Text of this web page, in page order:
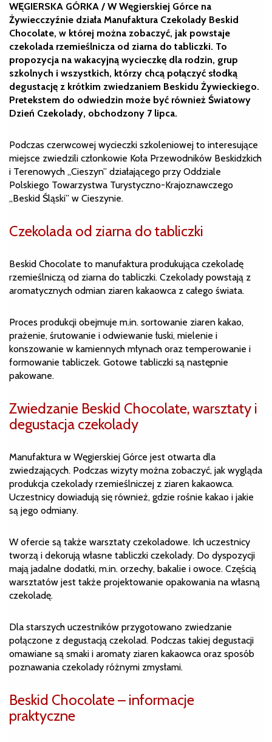
WĘGIERSKA GÓRKA / W Węgierskiej Górce na
Żywiecczyźnie działa Manufaktura Czekolady Beskid
Chocolate, w której można zobaczyć, jak powstaje
czekolada rzemieślnicza od ziarna do tabliczki. To
propozycja na wakacyjną wycieczkę dla rodzin, grup
szkolnych i wszystkich, którzy chcą połączyć słodką
degustację z krótkim zwiedzaniem Beskidu Żywieckiego.
Pretekstem do odwiedzin może być również Światowy
Dzień Czekolady, obchodzony 7 lipca.
Podczas czerwcowej wycieczki szkoleniowej to interesujące
miejsce zwiedzili członkowie Koła Przewodników Beskidzkich
i Terenowych „Cieszyn” działającego przy Oddziale
Polskiego Towarzystwa Turystyczno-Krajoznawczego
„Beskid Śląski” w Cieszynie.
Czekolada od ziarna do tabliczki
Beskid Chocolate to manufaktura produkująca czekoladę
rzemieślniczą od ziarna do tabliczki. Czekolady powstają z
aromatycznych odmian ziaren kakaowca z całego świata.
Proces produkcji obejmuje m.in. sortowanie ziaren kakao,
prażenie, śrutowanie i odwiewanie łuski, mielenie i
konszowanie w kamiennych młynach oraz temperowanie i
formowanie tabliczek. Gotowe tabliczki są następnie
pakowane.
Zwiedzanie Beskid Chocolate, warsztaty i
degustacja czekolady
Manufaktura w Węgierskiej Górce jest otwarta dla
zwiedzających. Podczas wizyty można zobaczyć, jak wygląda
produkcja czekolady rzemieślniczej z ziaren kakaowca.
Uczestnicy dowiadują się również, gdzie rośnie kakao i jakie
są jego odmiany.
W ofercie są także warsztaty czekoladowe. Ich uczestnicy
tworzą i dekorują własne tabliczki czekolady. Do dyspozycji
mają jadalne dodatki, m.in. orzechy, bakalie i owoce. Częścią
warsztatów jest także projektowanie opakowania na własną
czekoladę.
Dla starszych uczestników przygotowano zwiedzanie
połączone z degustacją czekolad. Podczas takiej degustacji
omawiane są smaki i aromaty ziaren kakaowca oraz sposób
poznawania czekolady różnymi zmysłami.
Beskid Chocolate – informacje
praktyczne